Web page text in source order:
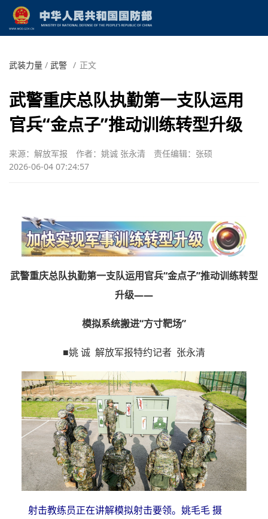
武装力量 / 武警 / 正文
武警重庆总队执勤第一支队运用
官兵“金点子”推动训练转型升级
来源：解放军报 作者：姚诚 张永清
责任编辑：张硕
2026-06-04 07:24:57
武警重庆总队执勤第一支队运用官兵“金点子”推动训练转型
升级——
模拟系统搬进“方寸靶场”
■姚 诚 解放军报特约记者 张永清
射击教练员正在讲解模拟射击要领。姚毛毛 摄